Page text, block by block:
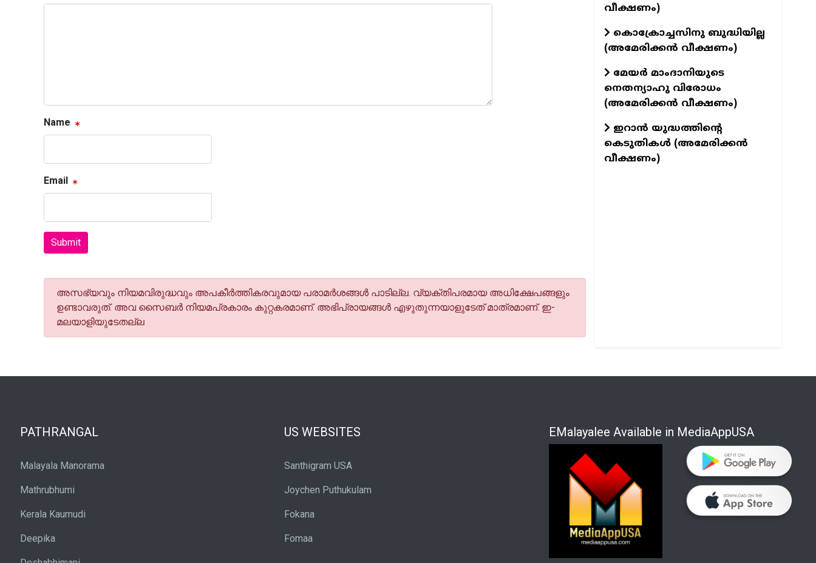
Name
Email
Submit
അസഭ്യവും നിയമവിരുദ്ധവും അപകീര്‍ത്തികരവുമായ പരാമര്‍ശങ്ങള്‍ പാടില്ല. വ്യക്തിപരമായ അധിക്ഷേപങ്ങളും
ഉണ്ടാവരുത്. അവ സൈബര്‍ നിയമപ്രകാരം കുറ്റകരമാണ്. അഭിപ്രായങ്ങള്‍ എഴുതുന്നയാളുടേത് മാത്രമാണ്. ഇ-
മലയാളിയുടേതല്ല
വീക്ഷണം)
കൊക്രോച്ചസിനു ബുദ്ധിയില്ല
(അമേരിക്കൻ വീക്ഷണം)
മേയർ മാംദാനിയുടെ
നെതന്യാഹു വിരോധം
(അമേരിക്കൻ വീക്ഷണം)
ഇറാൻ യുദ്ധത്തിന്റെ
കെടുതികൾ (അമേരിക്കൻ
വീക്ഷണം)
PATHRANGAL
Malayala Manorama
Mathrubhumi
Kerala Kaumudi
Deepika
US WEBSITES
Santhigram USA
Joychen Puthukulam
Fokana
Fomaa
EMalayalee Available in MediaAppUSA